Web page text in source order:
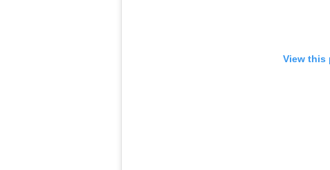
View this